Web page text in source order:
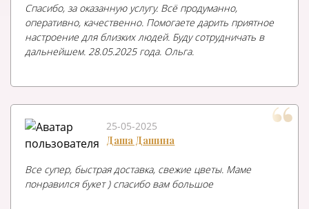
Спасибо, за оказанную услугу. Всё продуманно,
оперативно, качественно. Помогаете дарить приятное
настроение для близких людей. Буду сотрудничать в
дальнейшем. 28.05.2025 года. Ольга.
25-05-2025
Даша Дашина
Все супер, быстрая доставка, свежие цветы. Маме
понравился букет ) спасибо вам большое